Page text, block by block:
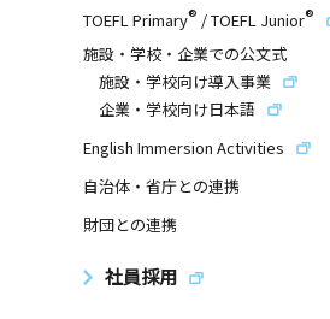
TOEFL Primary® /TOEFL Junior®
施設・学校・企業での公文式
施設・学校向け導入事業
企業・学校向け日本語
English Immersion Activities
自治体・省庁との連携
財団との連携
社員採用